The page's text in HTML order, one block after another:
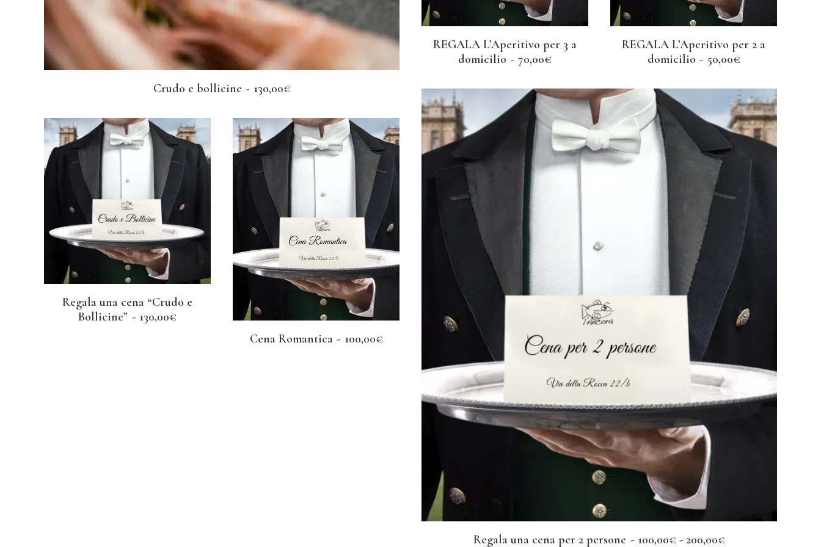
AGGIUNGI AL CARRELLO
Crudo e bollicine 130,00€
AGGIUNGI AL CARRELLO
REGALA L’Aperitivo per 3 a
domicilio
70,00€
AGGIUNGI AL CARRELLO
REGALA L’Aperitivo per 2 a
domicilio
50,00€
Regala una cena per 2 persone 100,00€ - 200,00€
AGGIUNGI AL CARRELLO
Regala una cena “Crudo e
Bollicine”
130,00€
AGGIUNGI AL CARRELLO
Cena Romantica 100,00€